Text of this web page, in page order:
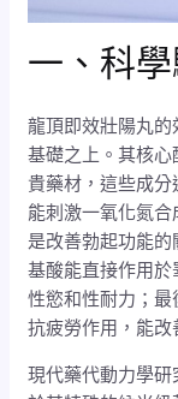
一、科
龍頂即效壯陽丸
基礎之上。其核
貴藥材，這些成
能刺激一氧化氮
是改善勃起功能
基酸能直接作用
性慾和性耐力；
抗疲勞作用，能改
現代藥代動力學研